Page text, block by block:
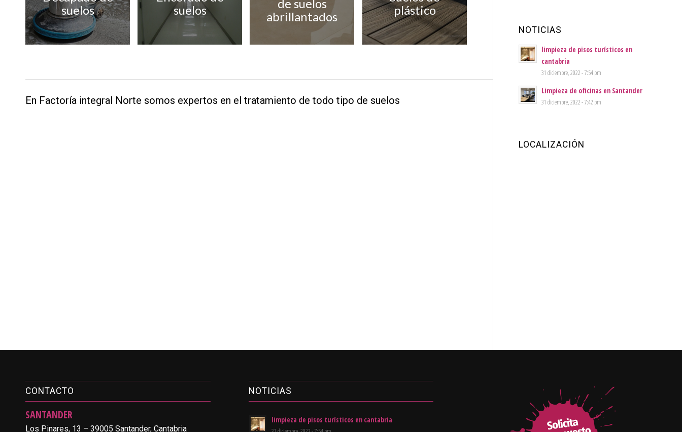
suelos
suelos
de suelos
abrillantados
plástico
En Factoría integral Norte somos expertos en el tratamiento de todo tipo de suelos
NOTICIAS
limpieza de pisos turísticos en
cantabria
31 diciembre, 2022 - 7:54 pm
Limpieza de oficinas en Santander
31 diciembre, 2022 - 7:42 pm
LOCALIZACIÓN
CONTACTO
SANTANDER
Los Pinares, 13 – 39005 Santander, Cantabria
NOTICIAS
limpieza de pisos turísticos en cantabria